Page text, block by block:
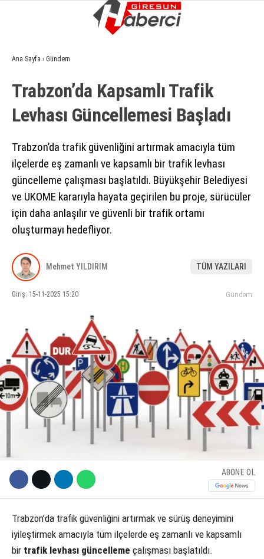
Facebook
Instagram
Youtube
GÜNDEM
EKONOMI
SIYASET
ASAYIŞ
SPOR
YAŞAM
EĞITIM
SAĞLIK
Ana Sayfa › Gündem
Trabzon’da Kapsamlı Trafik
Levhası Güncellemesi Başladı
Trabzon’da trafik güvenliğini artırmak amacıyla tüm
ilçelerde eş zamanlı ve kapsamlı bir trafik levhası
güncelleme çalışması başlatıldı. Büyükşehir Belediyesi
ve UKOME kararıyla hayata geçirilen bu proje, sürücüler
için daha anlaşılır ve güvenli bir trafik ortamı
oluşturmayı hedefliyor.
Mehmet YILDIRIM TÜM YAZILARI
Giriş: 15-11-2025 15:20 Gündem
ABONE OL
Trabzon’da trafik güvenliğini artırmak ve sürüş deneyimini
iyileştirmek amacıyla tüm ilçelerde eş zamanlı ve kapsamlı
bir trafik levhası güncelleme çalışması başlatıldı.